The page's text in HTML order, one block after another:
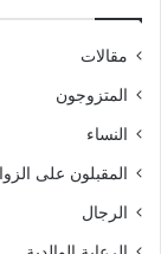
مقالات
المتزوجون
النساء
المقبلون على
الرجال